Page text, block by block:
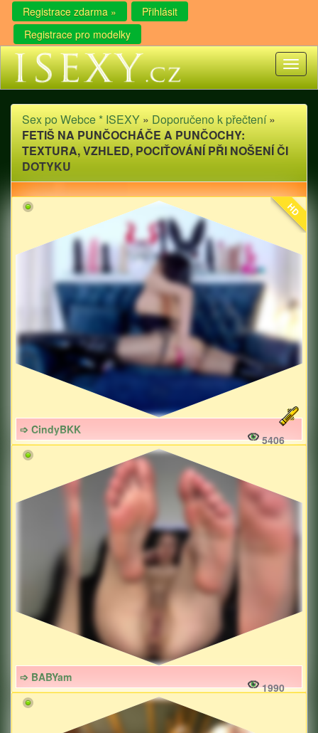
Registrace zdarma »
Přihlásit
Registrace pro modelky
Sex po Webce * ISEXY » Doporučeno k přečtení»
FETIŠ NA PUNČOCHÁČE A PUNČOCHY:
TEXTURA, VZHLED, POCIŤOVÁNÍ PŘI NOŠENÍ ČI
DOTYKU
HD
➩ CindyBKK
5406
➩ BABYam
1990